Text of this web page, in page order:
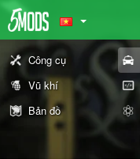
Công cụ
Vũ khí
Bản đồ